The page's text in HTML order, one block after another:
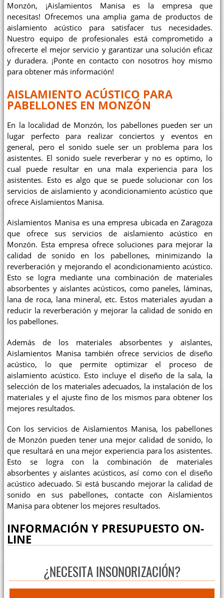
Monzón, ¡Aislamientos Manisa es la empresa que
necesitas! Ofrecemos una amplia gama de productos de
aislamiento acústico para satisfacer tus necesidades.
Nuestro equipo de profesionales está comprometido a
ofrecerte el mejor servicio y garantizar una solución eficaz
y duradera. ¡Ponte en contacto con nosotros hoy mismo
para obtener más información!
AISLAMIENTO ACÚSTICO PARA
PABELLONES EN MONZÓN
En la localidad de Monzón, los pabellones pueden ser un
lugar perfecto para realizar conciertos y eventos en
general, pero el sonido suele ser un problema para los
asistentes. El sonido suele reverberar y no es optimo, lo
cual puede resultar en una mala experiencia para los
asistentes. Esto es algo que se puede solucionar con los
servicios de aislamiento y acondicionamiento acústico que
ofrece Aislamientos Manisa.
Aislamientos Manisa es una empresa ubicada en Zaragoza
que ofrece sus servicios de aislamiento acústico en
Monzón. Esta empresa ofrece soluciones para mejorar la
calidad de sonido en los pabellones, minimizando la
reverberación y mejorando el acondicionamiento acústico.
Esto se logra mediante una combinación de materiales
absorbentes y aislantes acústicos, como paneles, láminas,
lana de roca, lana mineral, etc. Estos materiales ayudan a
reducir la reverberación y mejorar la calidad de sonido en
los pabellones.
Además de los materiales absorbentes y aislantes,
Aislamientos Manisa también ofrece servicios de diseño
acústico, lo que permite optimizar el proceso de
aislamiento acústico. Esto incluye el diseño de la sala, la
selección de los materiales adecuados, la instalación de los
materiales y el ajuste fino de los mismos para obtener los
mejores resultados.
Con los servicios de Aislamientos Manisa, los pabellones
de Monzón pueden tener una mejor calidad de sonido, lo
que resultará en una mejor experiencia para los asistentes.
Esto se logra con la combinación de materiales
absorbentes y aislantes acústicos, así como con el diseño
acústico adecuado. Si está buscando mejorar la calidad de
sonido en sus pabellones, contacte con Aislamientos
Manisa para obtener los mejores resultados.
INFORMACIÓN Y PRESUPUESTO ON-
LINE
¿NECESITA INSONORIZACIÓN?